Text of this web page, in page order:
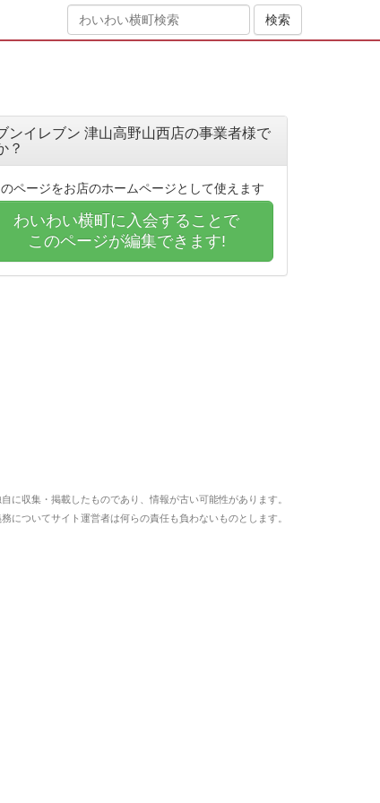
ンイレブン 津山高野山西店の事業者様で
？
のページをお店のホームページとして使えます
わいわい横町に入会することで
このページが編集できます!
に収集・掲載したものであり、情報が古い可能性があります。
についてサイト運営者は何らの責任も負わないものとします。